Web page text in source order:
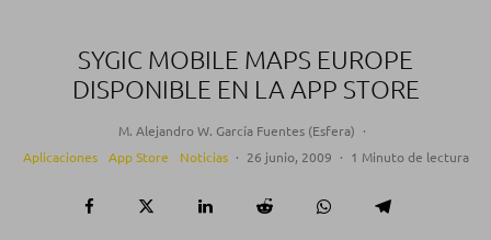
SYGIC MOBILE MAPS EUROPE
DISPONIBLE EN LA APP STORE
M. Alejandro W. García Fuentes (Esfera) ·
Aplicaciones
App Store Noticias · 26 junio, 2009 · 1 Minuto de lectura